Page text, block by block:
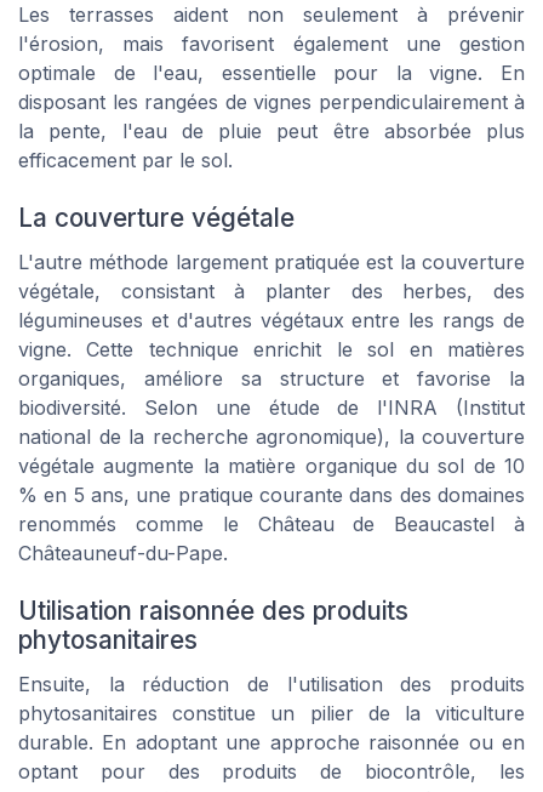
Les terrasses aident non seulement à prévenir
l'érosion, mais favorisent également une gestion
optimale de l'eau, essentielle pour la vigne. En
disposant les rangées de vignes perpendiculairement à
la pente, l'eau de pluie peut être absorbée plus
efficacement par le sol.
La couverture végétale
L'autre méthode largement pratiquée est la couverture
végétale, consistant à planter des herbes, des
légumineuses et d'autres végétaux entre les rangs de
vigne. Cette technique enrichit le sol en matières
organiques, améliore sa structure et favorise la
biodiversité. Selon une étude de l'INRA (Institut
national de la recherche agronomique), la couverture
végétale augmente la matière organique du sol de 10
% en 5 ans, une pratique courante dans des domaines
renommés comme le Château de Beaucastel à
Châteauneuf-du-Pape.
Utilisation raisonnée des produits
phytosanitaires
Ensuite, la réduction de l'utilisation des produits
phytosanitaires constitue un pilier de la viticulture
durable. En adoptant une approche raisonnée ou en
optant pour des produits de biocontrôle, les